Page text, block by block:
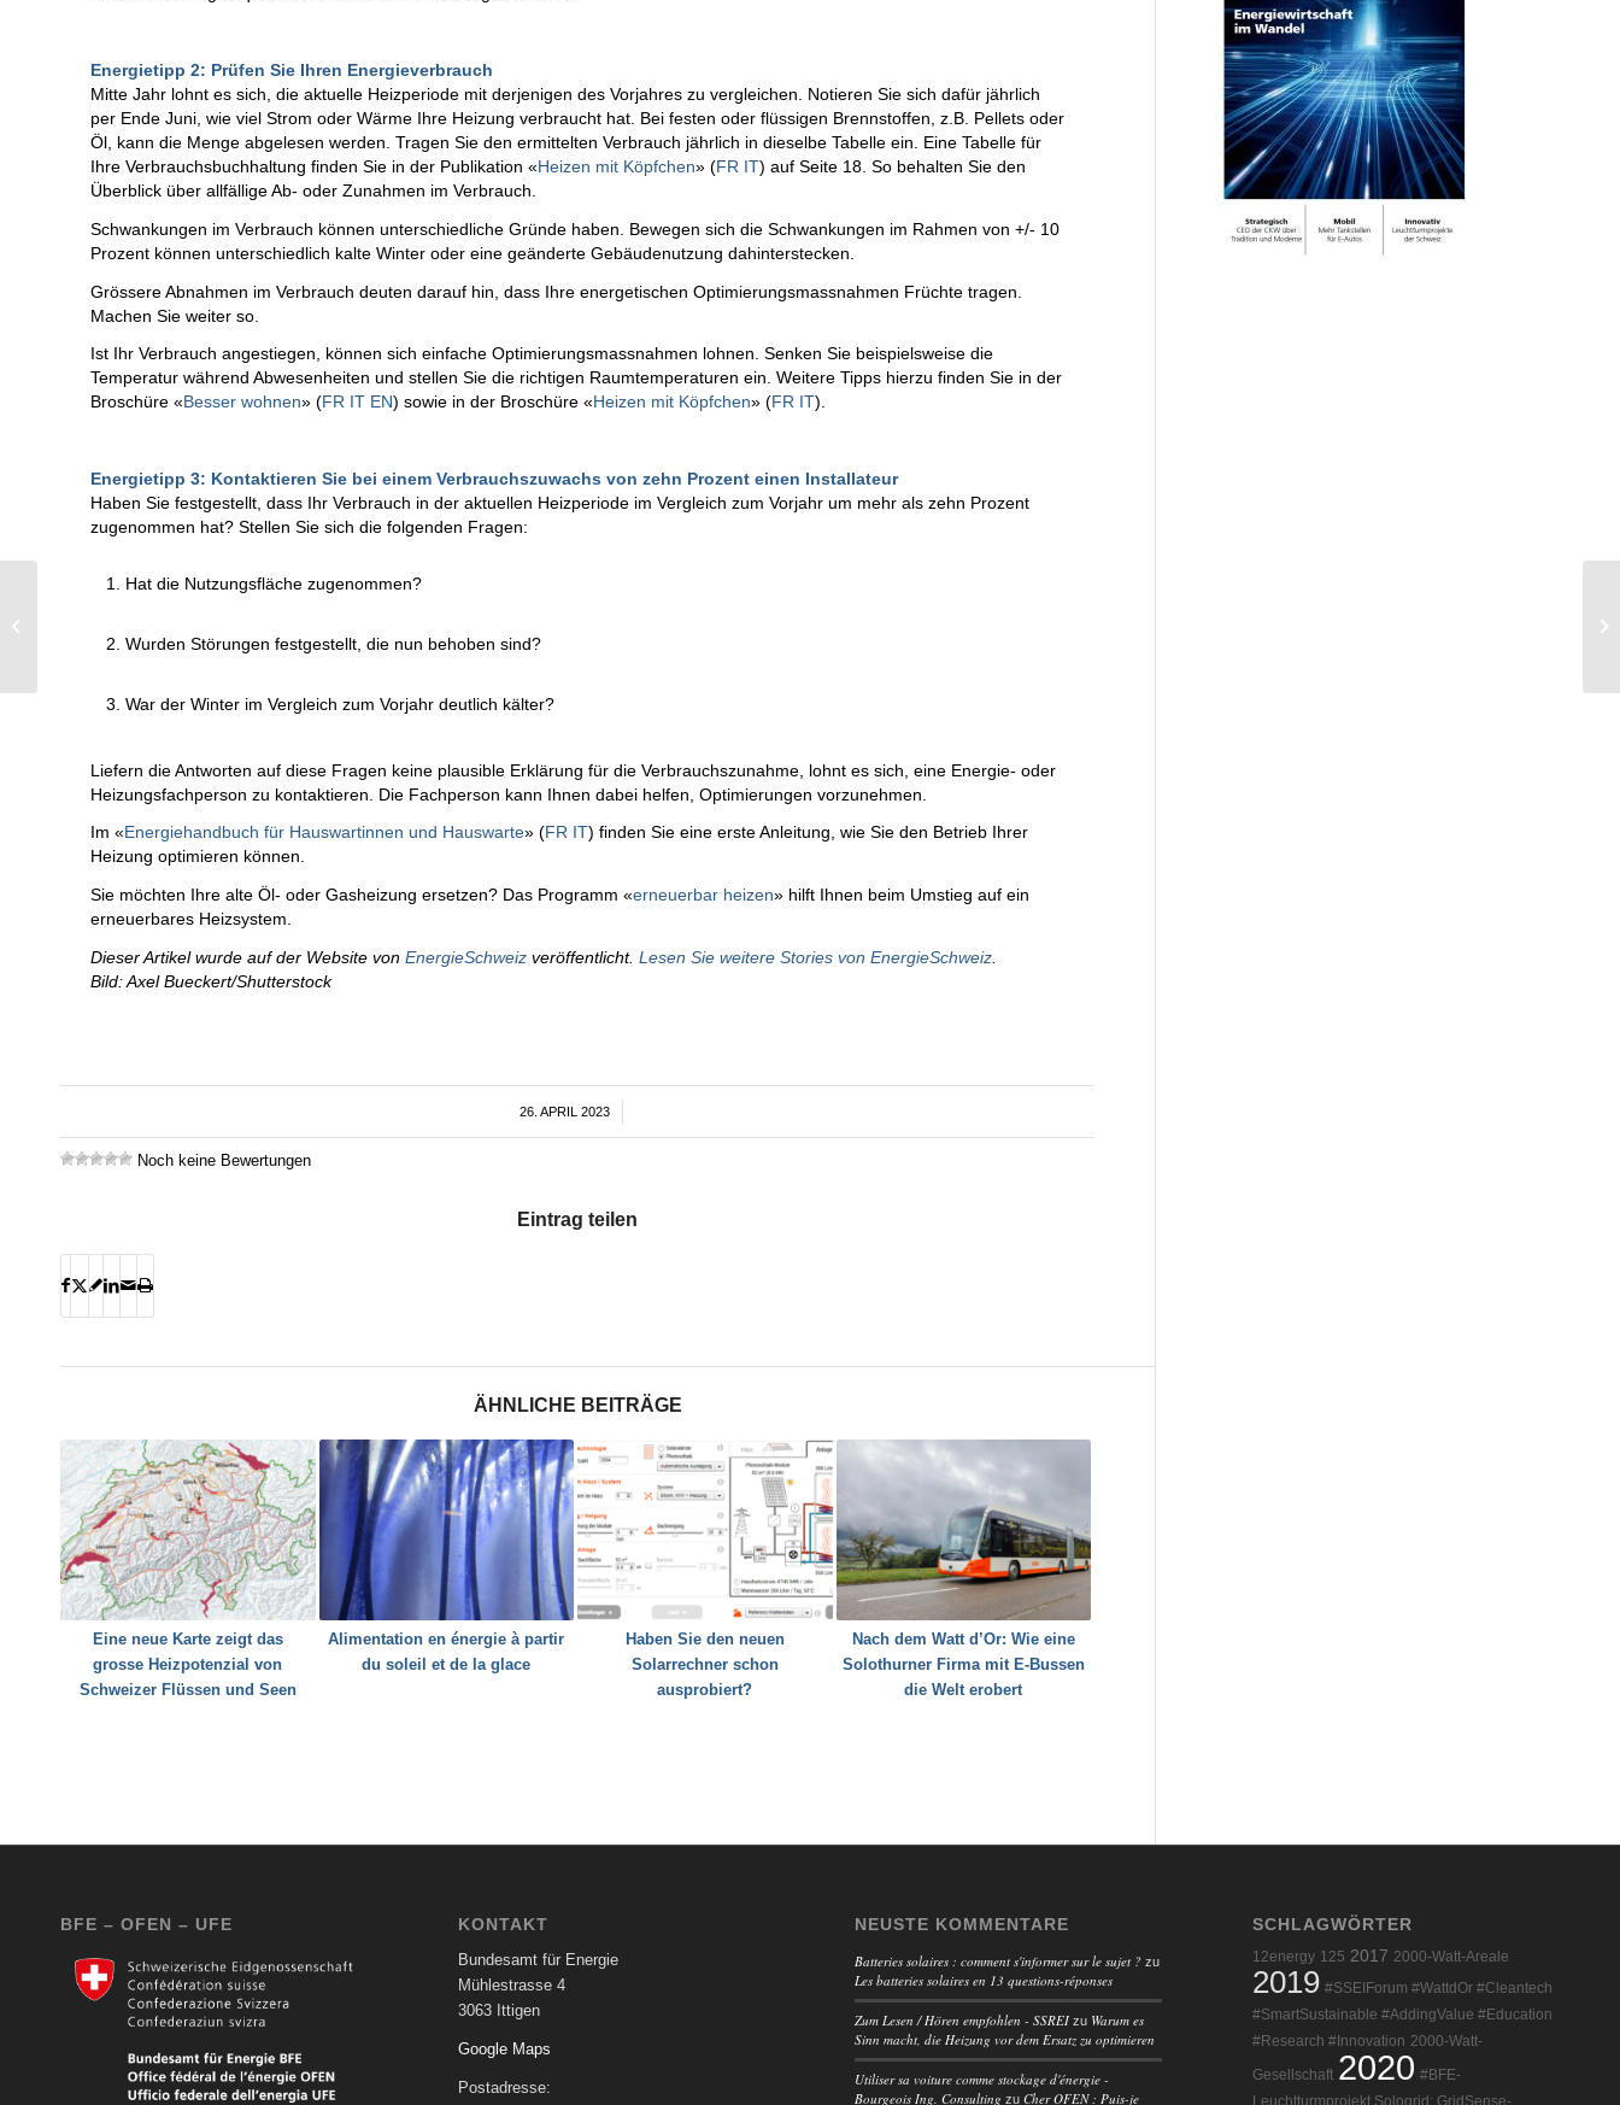
Energietipp 2: Prüfen Sie Ihren Energieverbrauch
Mitte Jahr lohnt es sich, die aktuelle Heizperiode mit derjenigen des Vorjahres zu vergleichen. Notieren Sie sich dafür jährlich
per Ende Juni, wie viel Strom oder Wärme Ihre Heizung verbraucht hat. Bei festen oder flüssigen Brennstoffen, z.B. Pellets oder
Öl, kann die Menge abgelesen werden. Tragen Sie den ermittelten Verbrauch jährlich in dieselbe Tabelle ein. Eine Tabelle für
Ihre Verbrauchsbuchhaltung finden Sie in der Publikation «Heizen mit Köpfchen» (FR IT) auf Seite 18. So behalten Sie den
Überblick über allfällige Ab- oder Zunahmen im Verbrauch.
Schwankungen im Verbrauch können unterschiedliche Gründe haben. Bewegen sich die Schwankungen im Rahmen von +/- 10
Prozent können unterschiedlich kalte Winter oder eine geänderte Gebäudenutzung dahinterstecken.
Grössere Abnahmen im Verbrauch deuten darauf hin, dass Ihre energetischen Optimierungsmassnahmen Früchte tragen.
Machen Sie weiter so.
Ist Ihr Verbrauch angestiegen, können sich einfache Optimierungsmassnahmen lohnen. Senken Sie beispielsweise die
Temperatur während Abwesenheiten und stellen Sie die richtigen Raumtemperaturen ein. Weitere Tipps hierzu finden Sie in der
Broschüre «Besser wohnen» (FR IT EN) sowie in der Broschüre «Heizen mit Köpfchen» (FR IT).
Energietipp 3: Kontaktieren Sie bei einem Verbrauchszuwachs von zehn Prozent einen Installateur
Haben Sie festgestellt, dass Ihr Verbrauch in der aktuellen Heizperiode im Vergleich zum Vorjahr um mehr als zehn Prozent
zugenommen hat? Stellen Sie sich die folgenden Fragen:
Hat die Nutzungsfläche zugenommen?
Wurden Störungen festgestellt, die nun behoben sind?
War der Winter im Vergleich zum Vorjahr deutlich kälter?
Liefern die Antworten auf diese Fragen keine plausible Erklärung für die Verbrauchszunahme, lohnt es sich, eine Energie- oder
Heizungsfachperson zu kontaktieren. Die Fachperson kann Ihnen dabei helfen, Optimierungen vorzunehmen.
Im «Energiehandbuch für Hauswartinnen und Hauswarte» (FR IT) finden Sie eine erste Anleitung, wie Sie den Betrieb Ihrer
Heizung optimieren können.
Sie möchten Ihre alte Öl- oder Gasheizung ersetzen? Das Programm «erneuerbar heizen» hilft Ihnen beim Umstieg auf ein
erneuerbares Heizsystem.
Dieser Artikel wurde auf der Website von EnergieSchweiz veröffentlicht. Lesen Sie weitere Stories von EnergieSchweiz
Bild: Axel Bueckert/Shutterstock
26. APRIL 2023
/
Noch keine Bewertungen
Eintrag teilen
ÄHNLICHE BEITRÄGE
Eine neue Karte zeigt das
grosse Heizpotenzial von
Schweizer Flüssen und Seen
Alimentation en énergie à partir
du soleil et de la glace
Haben Sie den neuen
Solarrechner schon
ausprobiert?
Nach dem Watt d’Or: Wie eine
Solothurner Firma mit E-Bussen
die Welt erobert
BFE – OFEN – UFE KONTAKT
Bundesamt für Energie
Mühlestrasse 4
3063 Ittigen
Google Maps
Postadresse:
NEUSTE KOMMENTARE
Batteries solaires : comment s'informer sur le sujet ? zu
Les batteries solaires en 13 questions-réponses
Zum Lesen / Hören empfohlen - SSREI zu Warum es
Sinn macht, die Heizung vor dem Ersatz zu optimieren
Utiliser sa voiture comme stockage d'énergie -
Bourgeois Ing. Consulting zuCher OFEN : Puis-je
SCHLAGWÖRTER
12energy 125 2017 2000-Watt-Areale
2019 #SSEIForum #WattdOr #Cleantech
#SmartSustainable #AddingValue #Education
#Research #Innovation 2000-Watt-
Gesellschaft 2020 #BFE-
Leuchtturmprojekt Sologrid: GridSense-
simple prise électrique